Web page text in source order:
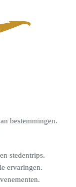
bestemmingen.
stedentrips.
ervaringen.